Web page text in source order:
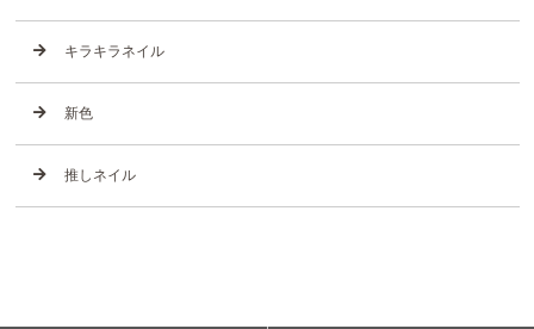
キラキラネイル
新色
推しネイル